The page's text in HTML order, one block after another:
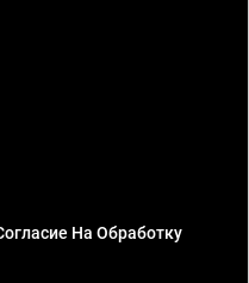
На Обработку